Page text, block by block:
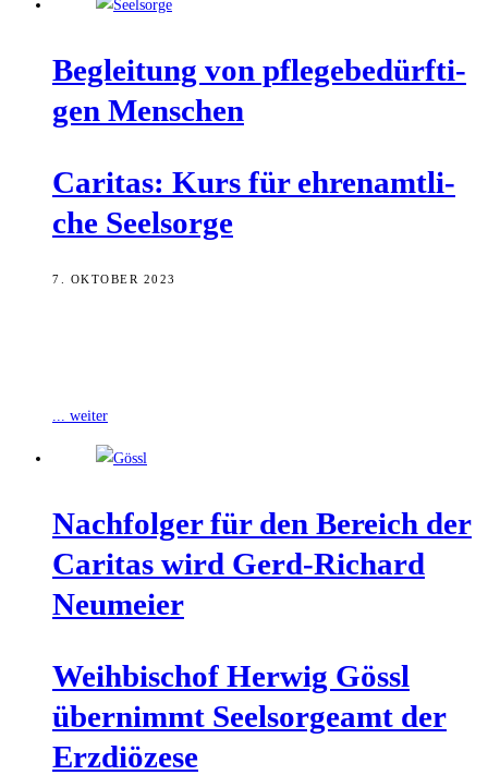
Beglei­tung von pfle­ge­be­dürf­ti­
gen Menschen
Cari­tas: Kurs für ehren­amt­li­
che Seelsorge
7. OKTOBER 2023
... weiter
Nach­fol­ger für den Bereich der
Cari­tas wird Gerd-Richard
Neumeier
Weih­bi­schof Her­wig Gössl
über­nimmt Seel­sor­ge­amt der
Erzdiözese